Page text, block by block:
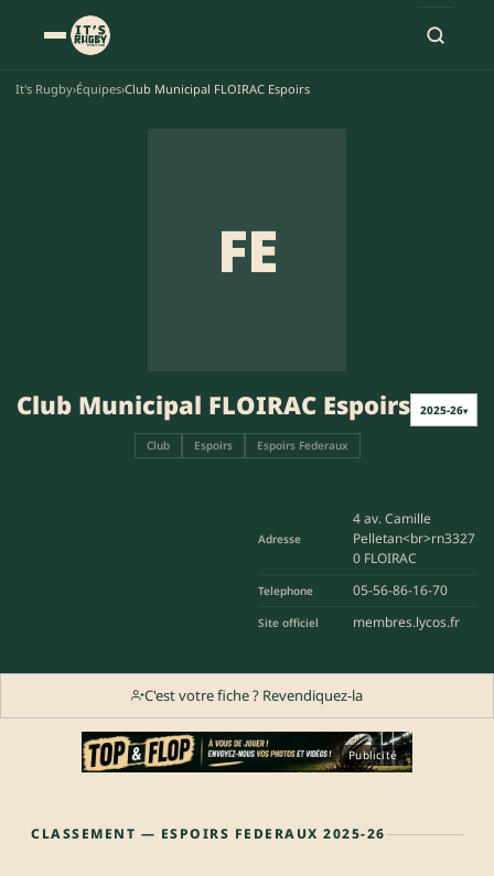
It's Rugby›Équipes›Club Municipal FLOIRAC Espoirs
FE
Club Municipal FLOIRAC Espoirs 2025-26▾
Club Espoirs Espoirs Federaux
Adresse
4 av. Camille
Pelletan<br>rn3327
0 FLOIRAC
Telephone 05-56-86-16-70
Site officiel membres.lycos.fr
C'est votre fiche ? Revendiquez-la
Publicité
CLASSEMENT — ESPOIRS FEDERAUX 2025-26